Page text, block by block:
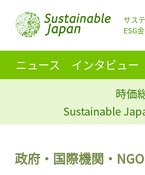
サス
ESG
ニュース インタビュー
時価
Sustainable
政府・国際機関・NGO